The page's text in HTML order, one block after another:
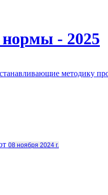
- 2025
методику
08 ноября 2024 г.